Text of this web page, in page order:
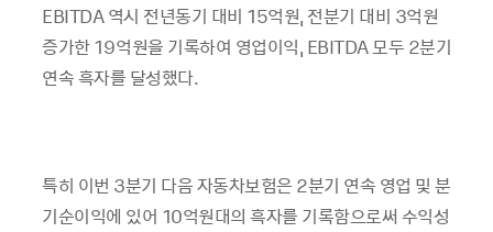
EBITDA 역시 전년동기 대비 15억원, 전분기 대비 3억원
증가한 19억원을 기록하여 영업이익, EBITDA 모두 2분기
연속 흑자를 달성했다.
특히 이번 3분기 다음 자동차보험은 2분기 연속 영업 및 분
기순이익에 있어 10억원대의 흑자를 기록함으로써 수익성